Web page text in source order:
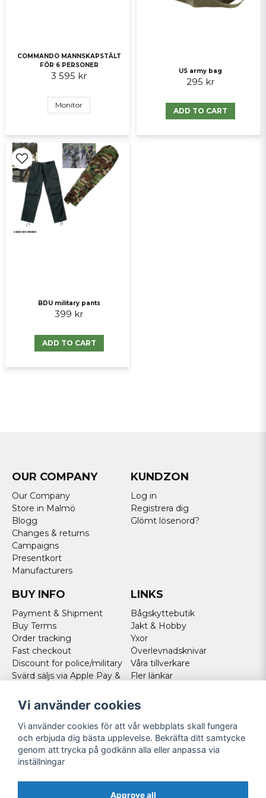
Send question
COMMANDO MANNSKAPSTÄLT
FÖR 6 PERSONER
3 595 kr
Monitor
US army bag
295 kr
ADD TO CART
BDU military pants
399 kr
ADD TO CART
OUR COMPANY
Our Company
Store in Malmö
Blogg
Changes & returns
Campaigns
Presentkort
Manufacturers
KUNDZON
Log in
Registrera dig
Glömt lösenord?
BUY INFO
Payment & Shipment
Buy Terms
Order tracking
Fast checkout
Discount for police/military
Svärd säljs via Apple Pay &
Norweigan customers
Cookies
LINKS
Bågskyttebutik
Jakt & Hobby
Yxor
Överlevnadsknivar
Våra tillverkare
Fler länkar
FOLLOW US
Facebook
Instagram
Youtube
Vi använder cookies
Vi använder cookies för att vår webbplats skall fungera
och erbjuda dig bästa upplevelse. Bekräfta ditt samtycke
genom att trycka på godkänn alla eller anpassa via
inställningar
Approve all